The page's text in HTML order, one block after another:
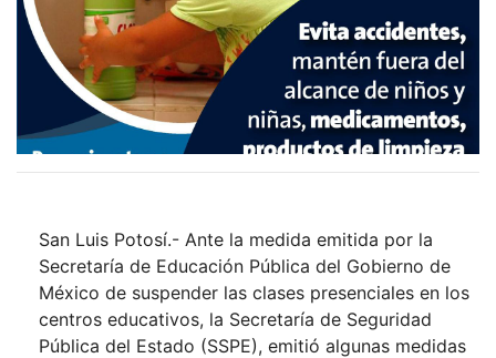
San Luis Potosí.- Ante la medida emitida por la
Secretaría de Educación Pública del Gobierno de
México de suspender las clases presenciales en los
centros educativos, la Secretaría de Seguridad
Pública del Estado (SSPE), emitió algunas medidas